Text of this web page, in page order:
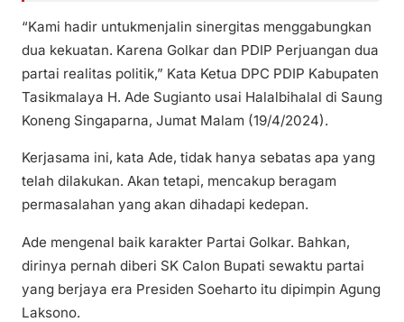
“Kami hadir untukmenjalin sinergitas menggabungkan
dua kekuatan. Karena Golkar dan PDIP Perjuangan dua
partai realitas politik,” Kata Ketua DPC PDIP Kabupaten
Tasikmalaya H. Ade Sugianto usai Halalbihalal di Saung
Koneng Singaparna, Jumat Malam (19/4/2024).
Kerjasama ini, kata Ade, tidak hanya sebatas apa yang
telah dilakukan. Akan tetapi, mencakup beragam
permasalahan yang akan dihadapi kedepan.
Ade mengenal baik karakter Partai Golkar. Bahkan,
dirinya pernah diberi SK Calon Bupati sewaktu partai
yang berjaya era Presiden Soeharto itu dipimpin Agung
Laksono.